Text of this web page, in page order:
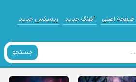
صفحه اصلی آهنگ جدید ریمیکس جدید
جستجو